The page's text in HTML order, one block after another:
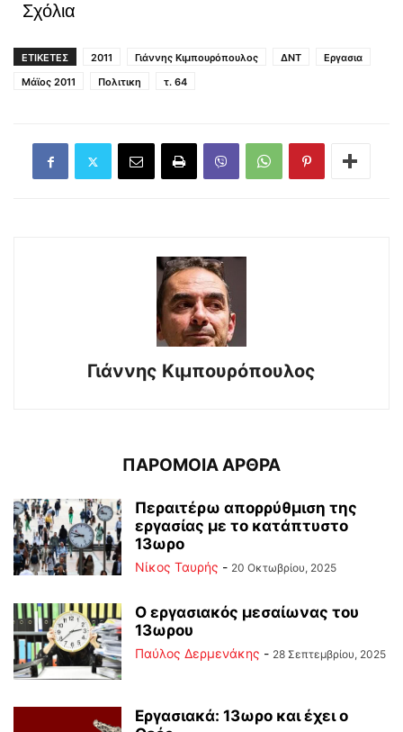
Σχόλια
ΕΤΙΚΕΤΕΣ 2011 Γιάννης Κιμπουρόπουλος ΔΝΤ
Εργασια
Μάϊος 2011
Πολιτικη τ. 64
Γιάννης Κιμπουρόπουλος
ΠΑΡΟΜΟΙΑ ΑΡΘΡΑ
Περαιτέρω απορρύθμιση της
εργασίας με το κατάπτυστο
13ωρο
Νίκος Ταυρής - 20 Οκτωβρίου, 2025
Ο εργασιακός μεσαίωνας του
13ωρου
Παύλος Δερμενάκης - 28 Σεπτεμβρίου, 2025
Εργασιακά: 13ωρο και έχει ο